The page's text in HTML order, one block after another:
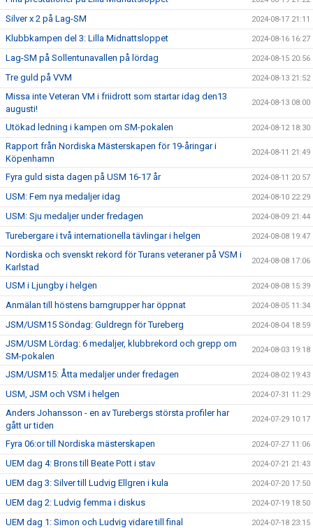
Silver x 2 på Lag-SM 2024-08-17 21:11
Klubbkampen del 3: Lilla Midnattsloppet 2024-08-16 16:27
Lag-SM på Sollentunavallen på lördag 2024-08-15 20:56
Tre guld på VVM 2024-08-13 21:52
Missa inte Veteran VM i friidrott som startar idag den13
augusti!
2024-08-13 08:00
Utökad ledning i kampen om SM-pokalen 2024-08-12 18:30
Rapport från Nordiska Mästerskapen för 19-åringar i
Köpenhamn
2024-08-11 21:49
Fyra guld sista dagen på USM 16-17 år 2024-08-11 20:57
USM: Fem nya medaljer idag 2024-08-10 22:29
USM: Sju medaljer under fredagen 2024-08-09 21:44
Turebergare i två internationella tävlingar i helgen 2024-08-08 19:47
Nordiska och svenskt rekord för Turans veteraner på VSM i
Karlstad
2024-08-08 17:06
USM i Ljungby i helgen 2024-08-08 15:39
Anmälan till höstens barngrupper har öppnat 2024-08-05 11:34
JSM/USM15 Söndag: Guldregn för Tureberg 2024-08-04 18:59
JSM/USM Lördag: 6 medaljer, klubbrekord och grepp om
SM-pokalen
2024-08-03 19:18
JSM/USM15: Åtta medaljer under fredagen 2024-08-02 19:43
USM, JSM och VSM i helgen 2024-07-31 11:29
Anders Johansson - en av Turebergs största profiler har
gått ur tiden
2024-07-29 10:17
Fyra 06:or till Nordiska mästerskapen 2024-07-27 11:06
UEM dag 4: Brons till Beate Pott i stav 2024-07-21 21:43
UEM dag 3: Silver till Ludvig Ellgren i kula 2024-07-20 17:50
UEM dag 2: Ludvig femma i diskus 2024-07-19 18:50
UEM dag 1: Simon och Ludvig vidare till final 2024-07-18 23:15